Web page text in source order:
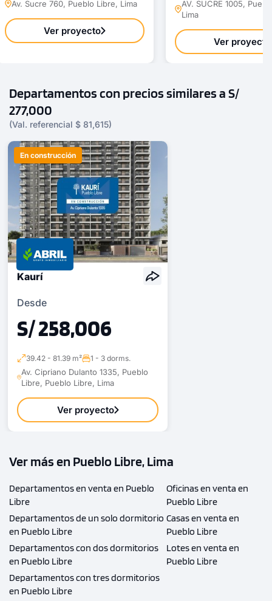
Av. Sucre 760, Pueblo Libre, Lima
Ver proyecto
AV. SUCRE 1005,
Lima
Ver proyecto
Departamentos con precios similares a S/
277,000
(Val. referencial $ 81,615)
En construcción
Kaurí
Desde
S/ 258,006
39.42 - 81.39 m² 1 - 3 dorms.
Av. Cipriano Dulanto 1335, Pueblo
Libre, Pueblo Libre, Lima
Ver proyecto
Ver más en Pueblo Libre, Lima
Departamentos en venta en Pueblo
Libre
Departamentos de un solo dormitorio
en Pueblo Libre
Departamentos con dos dormitorios
en Pueblo Libre
Departamentos con tres dormitorios
en Pueblo Libre
Oficinas en venta en
Pueblo Libre
Casas en venta en
Pueblo Libre
Lotes en venta en
Pueblo Libre